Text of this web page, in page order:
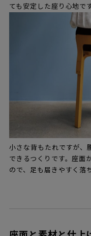
ても安定した座り心地です
小さな背もたれですが、
できるつくりです。座面
ので、足も届きやすく落